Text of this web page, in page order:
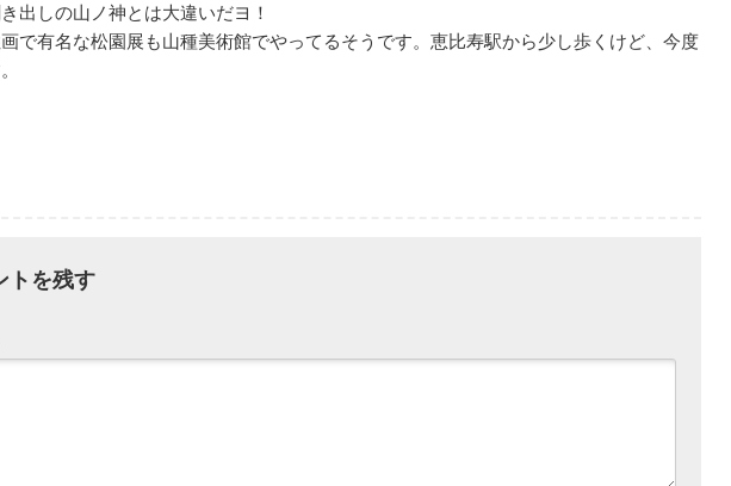
出しの山ノ神とは大違いだヨ！
で有名な松園展も山種美術館でやってるそうです。恵比寿駅から少し歩くけど、今度
トを残す